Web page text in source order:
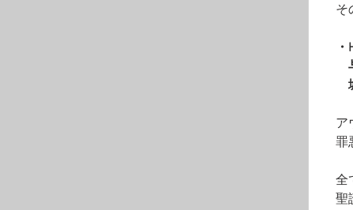
そ
・
与
城
ア
罪
全
聖